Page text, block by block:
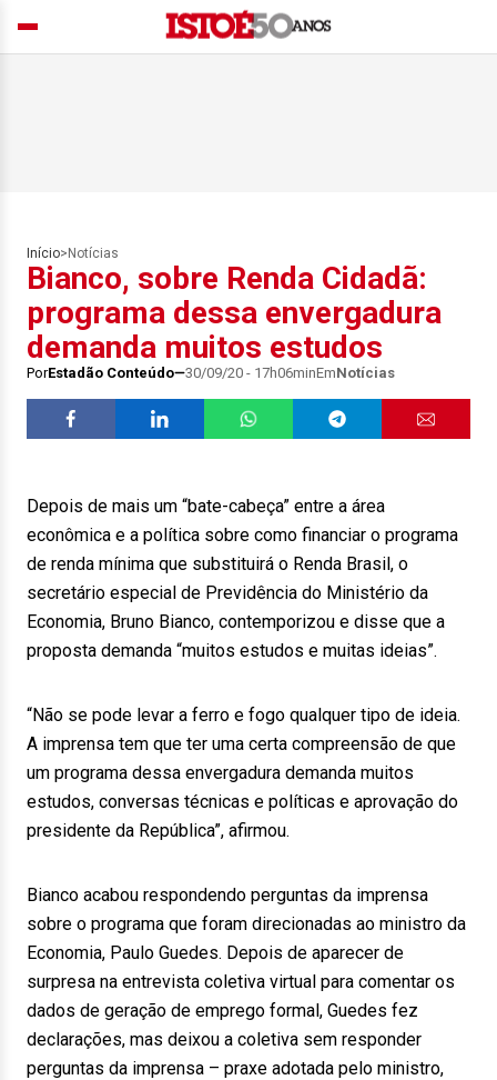
Início> Notícias
Bianco, sobre Renda Cidadã:
programa dessa envergadura
demanda muitos estudos
PorEstadão Conteúdo 30/09/20 - 17h06minEmNotícias
Depois de mais um “bate-cabeça” entre a área
econômica e a política sobre como financiar o programa
de renda mínima que substituirá o Renda Brasil, o
secretário especial de Previdência do Ministério da
Economia, Bruno Bianco, contemporizou e disse que a
proposta demanda “muitos estudos e muitas ideias”.
“Não se pode levar a ferro e fogo qualquer tipo de ideia.
A imprensa tem que ter uma certa compreensão de que
um programa dessa envergadura demanda muitos
estudos, conversas técnicas e políticas e aprovação do
presidente da República”, afirmou.
Bianco acabou respondendo perguntas da imprensa
sobre o programa que foram direcionadas ao ministro da
Economia, Paulo Guedes. Depois de aparecer de
surpresa na entrevista coletiva virtual para comentar os
dados de geração de emprego formal, Guedes fez
declarações, mas deixou a coletiva sem responder
perguntas da imprensa – praxe adotada pelo ministro,